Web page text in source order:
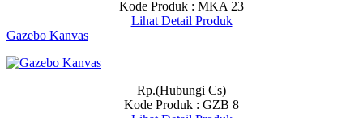
Kode Produk : MKA 23
Lihat Detail Produk
Gazebo Kanvas
Rp.(Hubungi Cs)
Kode Produk : GZB 8